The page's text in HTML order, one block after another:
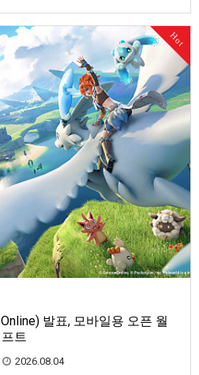
Hot
발표, 모바일용 오픈 월
트
2026.08.04